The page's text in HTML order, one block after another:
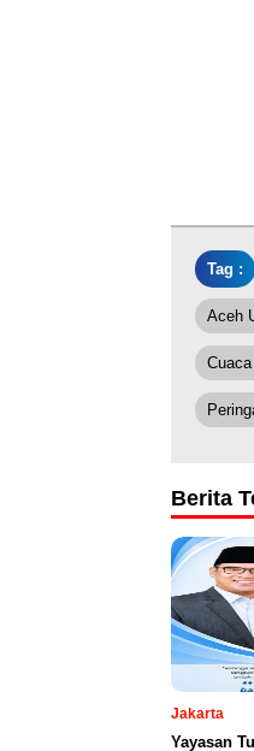
Tag :
Aceh
Berita
Jakarta
Yayasan